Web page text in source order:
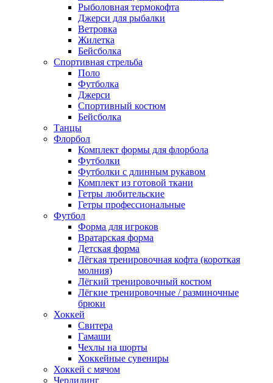
Рыболовная термокофта
Джерси для рыбалки
Ветровка
Жилетка
Бейсболка
Спортивная стрельба
Поло
Футболка
Джерси
Спортивный костюм
Бейсболка
Танцы
Флорбол
Комплект формы для флорбола
Футболки
Футболки с длинным рукавом
Комплект из готовой ткани
Гетры любительские
Гетры профессиональные
Футбол
Форма для игроков
Вратарская форма
Детская форма
Лёгкая тренировочная кофта (короткая
молния)
Лёгкий тренировочный костюм
Лёгкие тренировочные / разминочные
брюки
Хоккей
Свитера
Гамаши
Чехлы на шорты
Хоккейные сувениры
Хоккей с мячом
Черлидинг